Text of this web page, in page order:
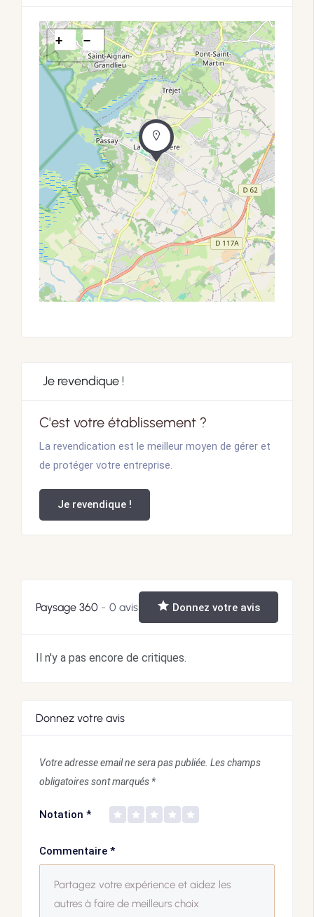
+ −
Je revendique !
C'est votre établissement ?
La revendication est le meilleur moyen de gérer et
de protéger votre entreprise.
Je revendique !
Paysage 360 0 avis Donnez votre avis
Il n'y a pas encore de critiques.
Donnez votre avis
Votre adresse email ne sera pas publiée. Les champs
obligatoires sont marqués *
Notation *
Commentaire *